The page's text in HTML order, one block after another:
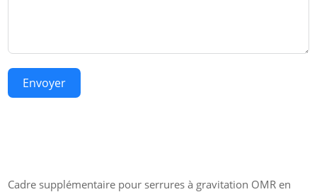
Envoyer
Cadre supplémentaire pour serrures à gravitation OMR en